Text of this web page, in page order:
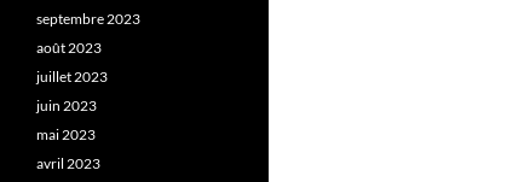
septembre 2023
août 2023
juillet 2023
juin 2023
mai 2023
avril 2023